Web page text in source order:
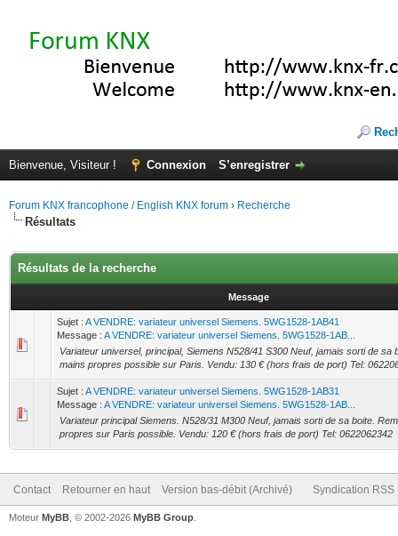
Bienvenue, Visiteur ! Connexion S’enregistrer
Forum KNX francophone / English KNX forum › Recherche
Résultats
Résultats de la recherche
Message
Sujet : A VENDRE: variateur universel Siemens. 5WG1528-1AB41
Message : A VENDRE: variateur universel Siemens. 5WG1528-1AB...
Variateur universel, principal, Siemens N528/41 S300 Neuf, jamais sorti de sa
mains propres possible sur Paris. Vendu: 130 € (hors frais de port) Tel:
Sujet : A VENDRE: variateur universel Siemens. 5WG1528-1AB31
Message : A VENDRE: variateur universel Siemens. 5WG1528-1AB...
Variateur principal Siemens. N528/31 M300 Neuf, jamais sorti de sa boite.
propres sur Paris possible. Vendu: 120 € (hors frais de port) Tel: 0622062342
Contact Retourner en haut Version bas-débit (Archivé) Syndication RSS
Moteur MyBB , © 2002-2026 MyBB Group